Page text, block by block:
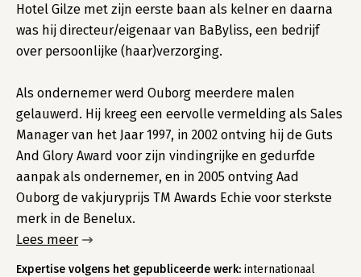
Hotel Gilze met zijn eerste baan als kelner en daarna
was hij directeur/eigenaar van BaByliss, een bedrijf
over persoonlijke (haar)verzorging.
Als ondernemer werd Ouborg meerdere malen
gelauwerd. Hij kreeg een eervolle vermelding als Sales
Manager van het Jaar 1997, in 2002 ontving hij de Guts
And Glory Award voor zijn vindingrijke en gedurfde
aanpak als ondernemer, en in 2005 ontving Aad
Ouborg de vakjuryprijs TM Awards Echie voor sterkste
merk in de Benelux.
Lees meer
Expertise volgens het gepubliceerde werk: internationaal